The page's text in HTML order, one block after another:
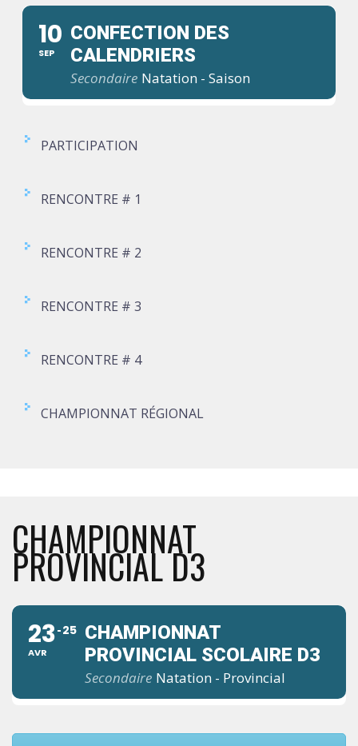
10
SEP
CONFECTION DES
CALENDRIERS
Secondaire Natation - Saison
PARTICIPATION
RENCONTRE # 1
RENCONTRE # 2
RENCONTRE # 3
RENCONTRE # 4
CHAMPIONNAT RÉGIONAL
CHAMPIONNAT
PROVINCIAL D3
23
AVR
25 CHAMPIONNAT
PROVINCIAL SCOLAIRE D3
Secondaire Natation - Provincial